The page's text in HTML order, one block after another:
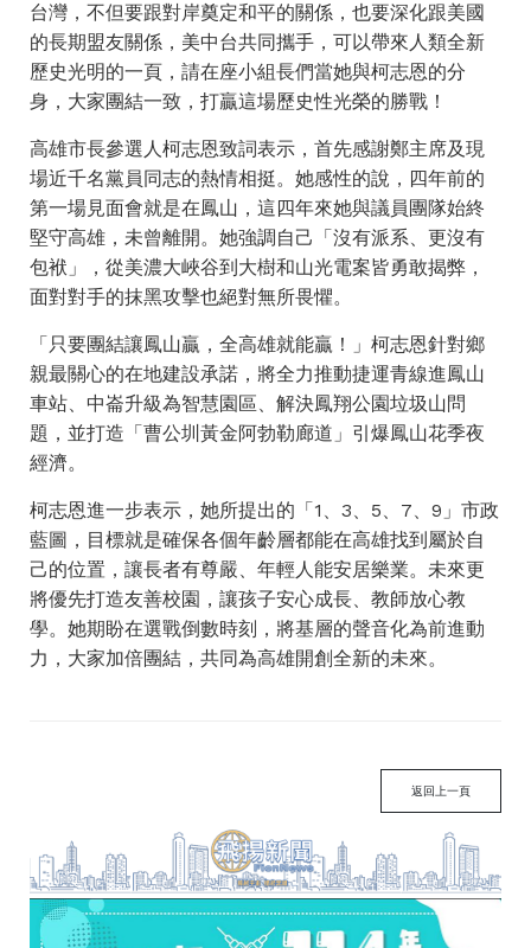
台灣，不但要跟對岸奠定和平的關係，也要深化跟美國
的長期盟友關係，美中台共同攜手，可以帶來人類全新
歷史光明的一頁，請在座小組長們當她與柯志恩的分
身，大家團結一致，打贏這場歷史性光榮的勝戰！
高雄市長參選人柯志恩致詞表示，首先感謝鄭主席及現
場近千名黨員同志的熱情相挺。她感性的說，四年前的
第一場見面會就是在鳳山，這四年來她與議員團隊始終
堅守高雄，未曾離開。她強調自己「沒有派系、更沒有
包袱」，從美濃大峽谷到大樹和山光電案皆勇敢揭弊，
面對對手的抹黑攻擊也絕對無所畏懼。
「只要團結讓鳳山贏，全高雄就能贏！」柯志恩針對鄉
親最關心的在地建設承諾，將全力推動捷運青線進鳳山
車站、中崙升級為智慧園區、解決鳳翔公園垃圾山問
題，並打造「曹公圳黃金阿勃勒廊道」引爆鳳山花季夜
經濟。
柯志恩進一步表示，她所提出的「1、3、5、7、9」市政
藍圖，目標就是確保各個年齡層都能在高雄找到屬於自
己的位置，讓長者有尊嚴、年輕人能安居樂業。未來更
將優先打造友善校園，讓孩子安心成長、教師放心教
學。她期盼在選戰倒數時刻，將基層的聲音化為前進動
力，大家加倍團結，共同為高雄開創全新的未來。
返回上一頁